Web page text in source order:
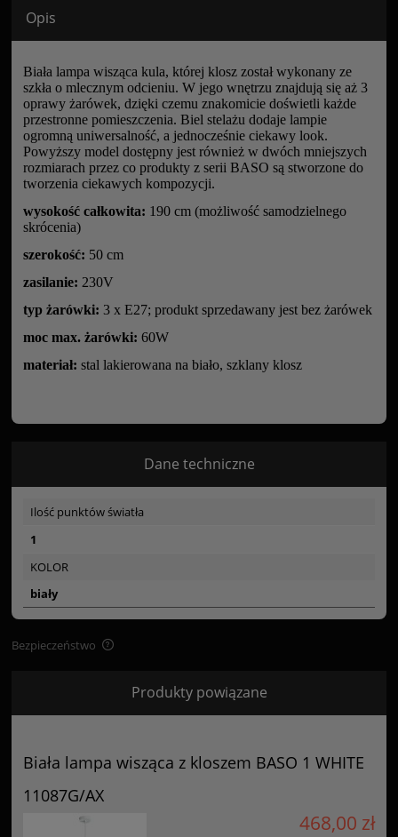
Opis
Biała lampa wisząca kula, której klosz został wykonany ze
szkła o mlecznym odcieniu. W jego wnętrzu znajdują się aż 3
oprawy żarówek, dzięki czemu znakomicie doświetli każde
przestronne pomieszczenia. Biel stelażu dodaje lampie
ogromną uniwersalność, a jednocześnie ciekawy look.
Powyższy model dostępny jest również w dwóch mniejszych
rozmiarach przez co produkty z serii BASO są stworzone do
tworzenia ciekawych kompozycji.
wysokość całkowita: 190 cm (możliwość samodzielnego
skrócenia)
szerokość: 50 cm
zasilanie: 230V
typ żarówki: 3 x E27; produkt sprzedawany jest bez żarówek
moc max. żarówki: 60W
materiał: stal lakierowana na biało, szklany klosz
Dane techniczne
Ilość punktów światła
1
KOLOR
biały
Bezpieczeństwo
Certyfikaty i ostrzeżenie bezpieczeństwa
Produkty powiązane
Biała lampa wisząca z kloszem BASO 1 WHITE
11087G/AX
468,00 zł